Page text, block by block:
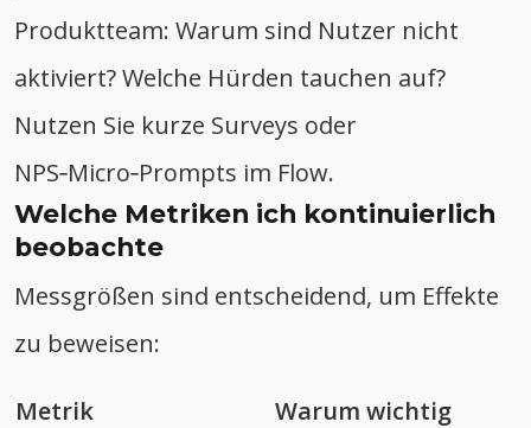
Produktteam: Warum sind Nutzer nicht
aktiviert? Welche Hürden tauchen auf?
Nutzen Sie kurze Surveys oder
NPS‑Micro‑Prompts im Flow.
Welche Metriken ich kontinuierlich
beobachte
Messgrößen sind entscheidend, um Effekte
zu beweisen:
Metrik Warum wichtig